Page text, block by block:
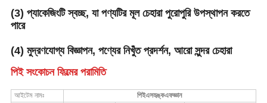
(3) প্যাকেজিংটি স্বচ্ছ, যা পণ্যটির মূল চেহারা পুরোপুরি উপস্থাপন করতে
পারে
(4) মুদ্রণযোগ্য বিজ্ঞাপন, পণ্যের নিখুঁত প্রদর্শন, আরো সুন্দর চেহারা
পিই সংকোচন ফিল্মের পরামিতি
আইটেম নামঃ পিইএসহৃঙ্কএফজ্ঞান